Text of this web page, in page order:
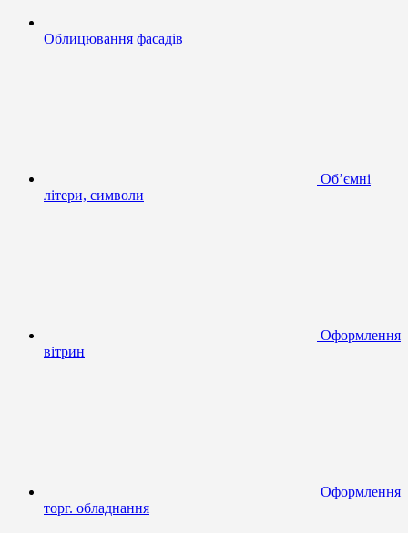
Облицювання фасадів
Об’ємні
літери, символи
Оформлення
вітрин
Оформлення
торг. обладнання